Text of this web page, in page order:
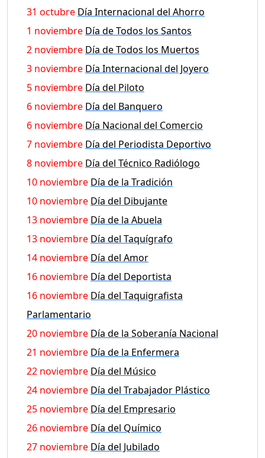
31 octubre Día Internacional del Ahorro
1 noviembre Día de Todos los Santos
2 noviembre Día de Todos los Muertos
3 noviembre Día Internacional del Joyero
5 noviembre Día del Piloto
6 noviembre Día del Banquero
6 noviembre Día Nacional del Comercio
7 noviembre Día del Periodista Deportivo
8 noviembre Día del Técnico Radiólogo
10 noviembre Día de la Tradición
10 noviembre Día del Dibujante
13 noviembre Día de la Abuela
13 noviembre Día del Taquígrafo
14 noviembre Día del Amor
16 noviembre Día del Deportista
16 noviembre Día del Taquigrafista
Parlamentario
20 noviembre Día de la Soberanía Nacional
21 noviembre Día de la Enfermera
22 noviembre Día del Músico
24 noviembre Día del Trabajador Plástico
25 noviembre Día del Empresario
26 noviembre Día del Químico
27 noviembre Día del Jubilado